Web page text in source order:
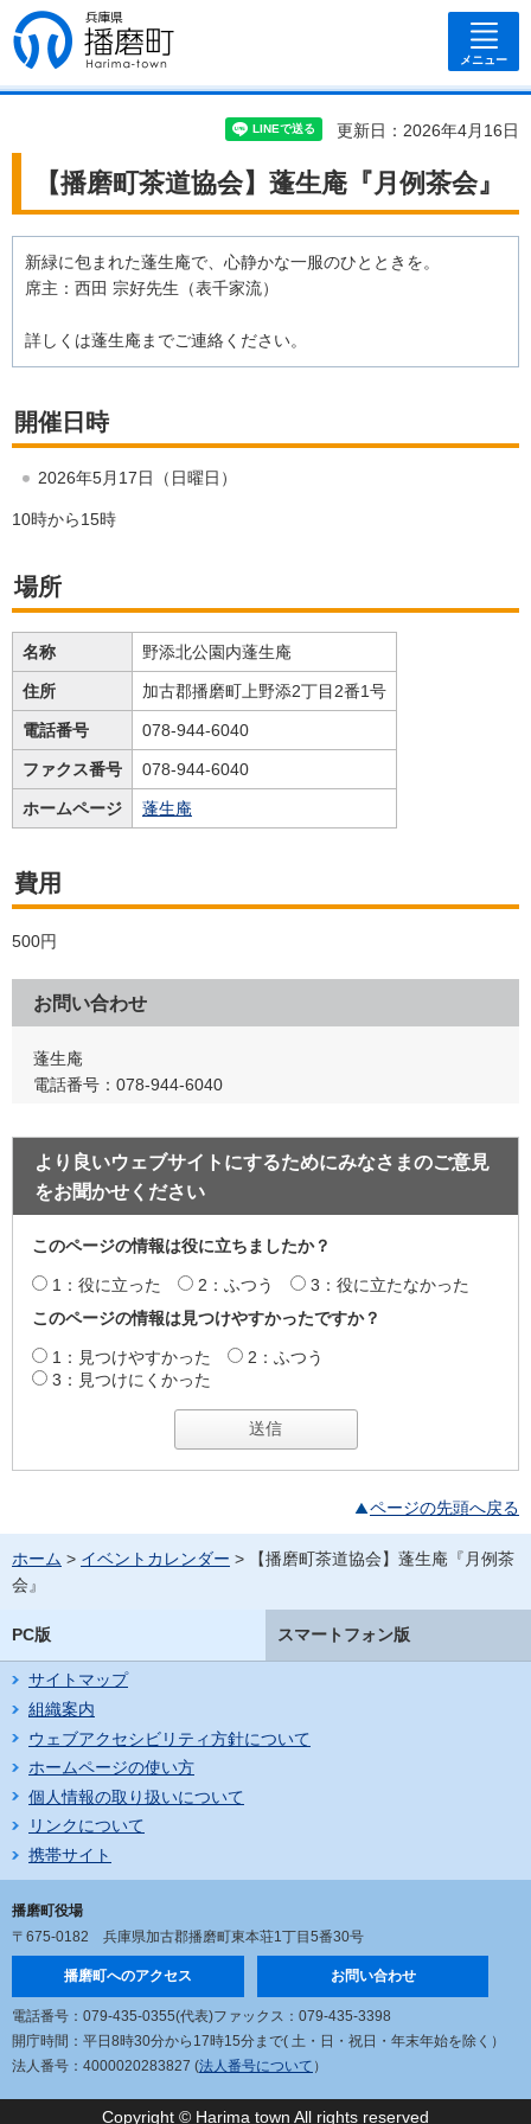
兵庫県 播磨
町
メニュー
更新日：2026年4月16日
【播磨町茶道協会】蓬生庵『月例茶会』
新緑に包まれた蓬生庵で、心静かな一服のひとときを。
席主：西田 宗好先生（表千家流）
詳しくは蓬生庵までご連絡ください。
開催日時
2026年5月17日（日曜日）
10時から15時
場所
名称 野添北公園内蓬生庵
住所 加古郡播磨町上野添2丁目2番1号
電話番号 078-944-6040
ファクス番号 078-944-6040
ホームページ 蓬生庵
費用
500円
お問い合わせ
蓬生庵
電話番号：078-944-6040
より良いウェブサイトにするためにみなさまのご意見
をお聞かせください
このページの情報は役に立ちましたか？
1：役に立った 2：ふつう
3：役に立たなかった
このページの情報は見つけやすかったですか？
1：見つけやすかった
2：ふつう
3：見つけにくかった
ページの先頭へ戻る
ホーム > イベントカレンダー > 【播磨町茶道協会】蓬生庵『月例茶
会』
PC版 スマートフォン版
サイトマップ
組織案内
ウェブアクセシビリティ方針について
ホームページの使い方
個人情報の取り扱いについて
リンクについて
携帯サイト
播磨町役場
〒675-0182 兵庫県加古郡播磨町東本荘1丁目5番30号
播磨町へのアクセス お問い合わせ
電話番号：079-435-0355(代表)ファックス：079-435-3398
開庁時間：平日8時30分から17時15分まで( 土・日・祝日・年末年始を除く）
法人番号：4000020283827 (法人番号について ）
Copyright © Harima town All rights reserved